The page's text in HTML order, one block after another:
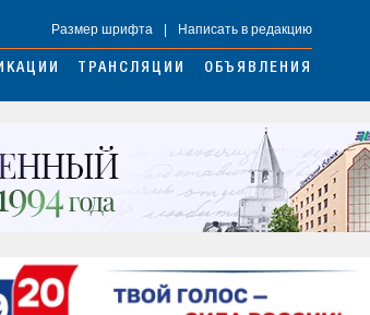
Размер шрифта Написать в редакцию
ТРАНСЛЯЦИИ ОБЪЯВЛЕНИЯ